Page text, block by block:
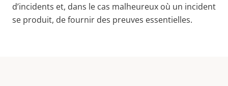
d’incidents et, dans le cas malheureux où un incident
se produit, de fournir des preuves essentielles.